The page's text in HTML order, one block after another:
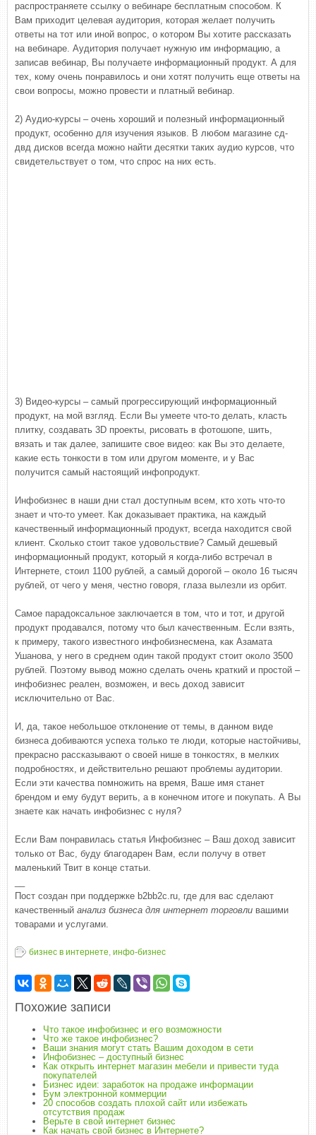
распространяете ссылку о вебинаре бесплатным способом. К
Вам приходит целевая аудитория, которая желает получить
ответы на тот или иной вопрос, о котором Вы хотите рассказать
на вебинаре. Аудитория получает нужную им информацию, а
записав вебинар, Вы получаете информационный продукт. А для
тех, кому очень понравилось и они хотят получить еще ответы на
свои вопросы, можно провести и платный вебинар.
2) Аудио-курсы – очень хороший и полезный информационный
продукт, особенно для изучения языков. В любом магазине сд-
двд дисков всегда можно найти десятки таких аудио курсов, что
свидетельствует о том, что спрос на них есть.
3) Видео-курсы – самый прогрессирующий информационный
продукт, на мой взгляд. Если Вы умеете что-то делать, класть
плитку, создавать 3D проекты, рисовать в фотошопе, шить,
вязать и так далее, запишите свое видео: как Вы это делаете,
какие есть тонкости в том или другом моменте, и у Вас
получится самый настоящий инфопродукт.
Инфобизнес в наши дни стал доступным всем, кто хоть что-то
знает и что-то умеет. Как доказывает практика, на каждый
качественный информационный продукт, всегда находится свой
клиент. Сколько стоит такое удовольствие? Самый дешевый
информационный продукт, который я когда-либо встречал в
Интернете, стоил 1100 рублей, а самый дорогой – около 16 тысяч
рублей, от чего у меня, честно говоря, глаза вылезли из орбит.
Самое парадоксальное заключается в том, что и тот, и другой
продукт продавался, потому что был качественным. Если взять,
к примеру, такого известного инфобизнесмена, как Азамата
Ушанова, у него в среднем один такой продукт стоит около 3500
рублей. Поэтому вывод можно сделать очень краткий и простой –
инфобизнес реален, возможен, и весь доход зависит
исключительно от Вас.
И, да, такое небольшое отклонение от темы, в данном виде
бизнеса добиваются успеха только те люди, которые настойчивы,
прекрасно рассказывают о своей нише в тонкостях, в мелких
подробностях, и действительно решают проблемы аудитории.
Если эти качества помножить на время, Ваше имя станет
брендом и ему будут верить, а в конечном итоге и покупать. А Вы
знаете как начать инфобизнес с нуля?
Если Вам понравилась статья Инфобизнес – Ваш доход зависит
только от Вас, буду благодарен Вам, если получу в ответ
маленький Твит в конце статьи.
Пост создан при поддержке b2bb2c.ru, где для вас сделают
качественный анализ бизнеса для интернет торговли вашими
товарами и услугами.
бизнес в интернете, инфо-бизнес
Похожие записи
Что такое инфобизнес и его возможности
Что же такое инфобизнес?
Ваши знания могут стать Вашим доходом в сети
Инфобизнес – доступный бизнес
Как открыть интернет магазин мебели и привести туда
покупателей
Бизнес идеи: заработок на продаже информации
Бум электронной коммерции
20 способов создать плохой сайт или избежать
отсутствия продаж
Верьте в свой интернет бизнес
Как начать свой бизнес в Интернете?